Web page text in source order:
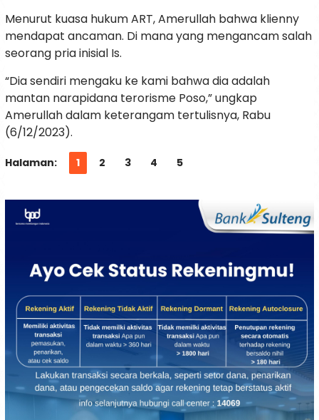
Menurut kuasa hukum ART, Amerullah bahwa klienny
mendapat ancaman. Di mana yang mengancam salah
seorang pria inisial Is.
“Dia sendiri mengaku ke kami bahwa dia adalah
mantan narapidana terorisme Poso,” ungkap
Amerullah dalam keterangam tertulisnya, Rabu
(6/12/2023).
Halaman: 1 2 3 4 5